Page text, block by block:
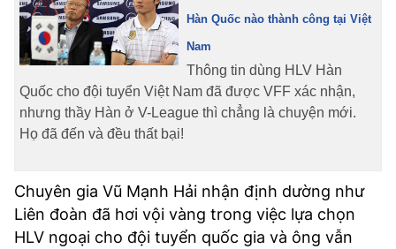
Hàn Quốc nào thành công tại Việt
Nam
Thông tin dùng HLV Hàn
Quốc cho đội tuyển Việt Nam đã được VFF xác nhận,
nhưng thầy Hàn ở V-League thì chẳng là chuyện mới.
Họ đã đến và đều thất bại!
Chuyên gia Vũ Mạnh Hải nhận định dường như
Liên đoàn đã hơi vội vàng trong việc lựa chọn
HLV ngoại cho đội tuyển quốc gia và ông vẫn